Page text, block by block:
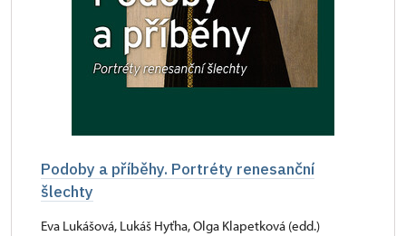
Podoby a příběhy. Portréty renesanční
šlechty
Eva Lukášová, Lukáš Hyťha, Olga Klapetková (edd.)